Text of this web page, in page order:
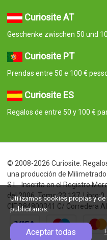
Curiosite AT
Geschenke zwischen 50 und
Curiosite PT
Prendas entre 50 e 100 €
Curiosite ES
Regalos de entre 50 y 100 €
© 2008-2026 Curiosite.
una producción de
S.L.. Inscrita en el Registro
del 2006. Tomo:23.137.
CIF:B84800341 C/ Corredera
Utilizamos cookies propias y
publicitarios.
Aceptar todas